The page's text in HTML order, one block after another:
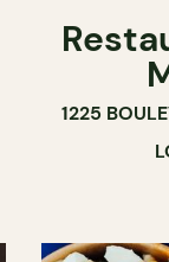
1225